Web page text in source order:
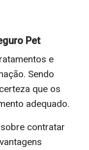
Pet
e
Sendo
que os
adequado.
contratar